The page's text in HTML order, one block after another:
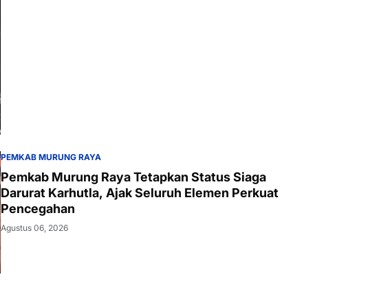
PEMKAB MURUNG RAYA
Pemkab Murung Raya Tetapkan Status Siaga
Darurat Karhutla, Ajak Seluruh Elemen Perkuat
Pencegahan
Agustus 06, 2026